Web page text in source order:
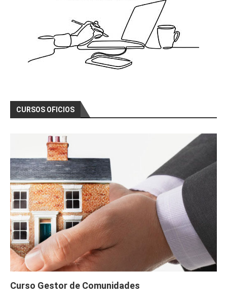
CURSOS OFICIOS
Curso Gestor de Comunidades